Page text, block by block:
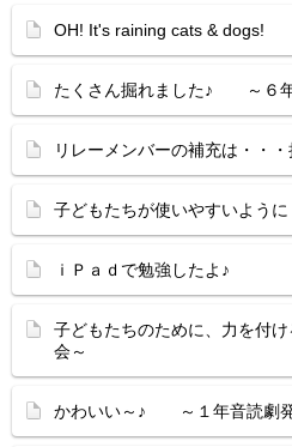
OH! It's raining cats & dogs!
たくさん掘れました♪ ～６
リレーメンバーの補充は・・・
子どもたちが使いやすいよ
ｉＰａｄで勉強したよ♪
子どもたちのために、力を
会～
かわいい～♪ ～１年音読劇